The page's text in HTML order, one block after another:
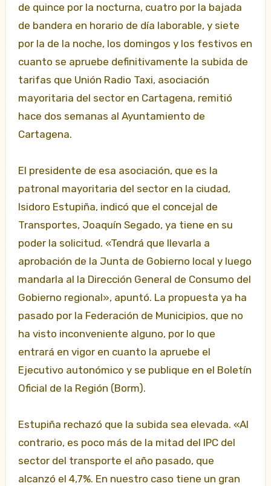
de quince por la nocturna, cuatro por la bajada
de bandera en horario de día laborable, y siete
por la de la noche, los domingos y los festivos en
cuanto se apruebe definitivamente la subida de
tarifas que Unión Radio Taxi, asociación
mayoritaria del sector en Cartagena, remitió
hace dos semanas al Ayuntamiento de
Cartagena.
El presidente de esa asociación, que es la
patronal mayoritaria del sector en la ciudad,
Isidoro Estupiña, indicó que el concejal de
Transportes, Joaquín Segado, ya tiene en su
poder la solicitud. «Tendrá que llevarla a
aprobación de la Junta de Gobierno local y luego
mandarla al la Dirección General de Consumo del
Gobierno regional», apuntó. La propuesta ya ha
pasado por la Federación de Municipios, que no
ha visto inconveniente alguno, por lo que
entrará en vigor en cuanto la apruebe el
Ejecutivo autonómico y se publique en el Boletín
Oficial de la Región (Borm).
Estupiña rechazó que la subida sea elevada. «Al
contrario, es poco más de la mitad del IPC del
sector del transporte el año pasado, que
alcanzó el 4,7%. En nuestro caso tiene un gran